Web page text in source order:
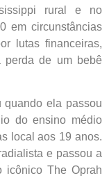
rural e no
em circunstâncias
lutas financeiras,
perda de um bebê
quando ela passou
do ensino médio
local aos 19 anos.
e passou a
icônico The Oprah